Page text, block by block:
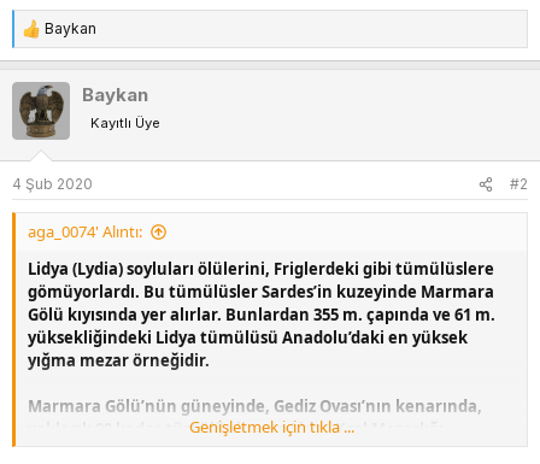
T
e
p
k
i
l
e
:
Baykan
Baykan
Kayıtlı Üye
4 Şub 2020 #2
aga_0074' Alıntı:
Lidya (Lydia) soyluları ölülerini, Friglerdeki gibi tümülüslere
gömüyorlardı. Bu tümülüsler Sardes’in kuzeyinde Marmara
Gölü kıyısında yer alırlar. Bunlardan 355 m. çapında ve 61 m.
yüksekliğindeki Lidya tümülüsü Anadolu’daki en yüksek
yığma mezar örneğidir.
Marmara Gölü’nün güneyinde, Gediz Ovası’nın kenarında,
yaklaşık 90 kadar tümülüs içeren Lidya Kral Mezarlığı
bulunmaktadır. İki büyük tümülüsün, Kral Alyattese ve Kral
Genişletmek için tıkla ...